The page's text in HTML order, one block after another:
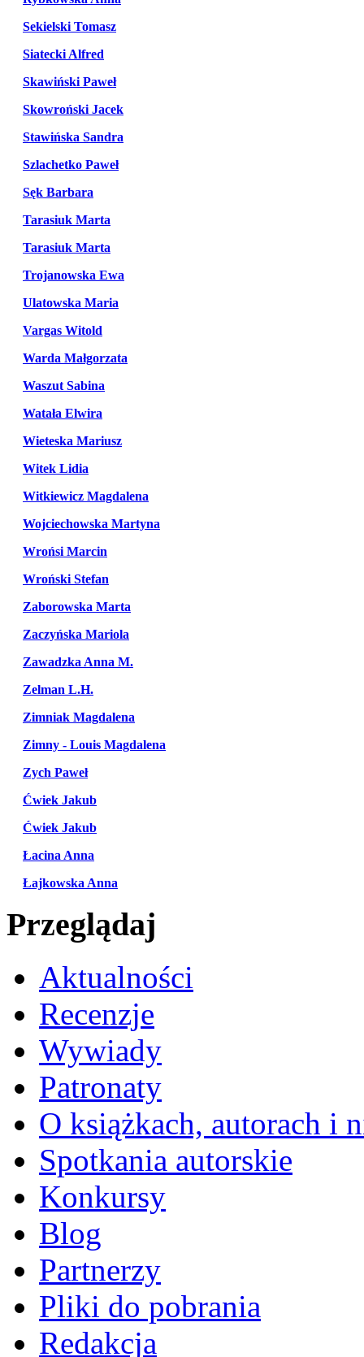
Sekielski Tomasz
Siatecki Alfred
Skawiński Paweł
Skowroński Jacek
Stawińska Sandra
Szlachetko Paweł
Sęk Barbara
Tarasiuk Marta
Tarasiuk Marta
Trojanowska Ewa
Ulatowska Maria
Vargas Witold
Warda Małgorzata
Waszut Sabina
Watała Elwira
Wieteska Mariusz
Witek Lidia
Witkiewicz Magdalena
Wojciechowska Martyna
Wrońsi Marcin
Wroński Stefan
Zaborowska Marta
Zaczyńska Mariola
Zawadzka Anna M.
Zelman L.H.
Zimniak Magdalena
Zimny - Louis Magdalena
Zych Paweł
Ćwiek Jakub
Ćwiek Jakub
Łacina Anna
Łajkowska Anna
Przeglądaj
Aktualności
Recenzje
Wywiady
Patronaty
O książkach, autorach i
Spotkania autorskie
Konkursy
Blog
Partnerzy
Pliki do pobrania
Redakcja